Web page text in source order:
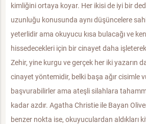
kimliğini ortaya koyar. Her ikisi de iyi bir
uzunluğu konusunda aynı düşüncelere
yeterlidir ama okuyucu kısa bulacağı ve
hissedecekleri için bir cinayet daha işleterek
Zehir, yine kurgu ve gerçek her iki yazarın
cinayet yöntemidir, belki başa ağır cisimle
başvurabilirler ama ateşli silahlara
kadar azdır. Agatha Christie ile Bayan
benzer nokta ise, okuyuculardan aldıkları